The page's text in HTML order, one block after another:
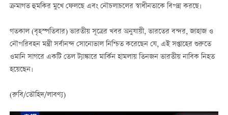
ক্রমাগত হুমকির মুখে ফেলছে এবং নৌচলাচলের স্বাধীনতাকে বিপন্ন করছে।
গতকাল (বৃহস্পতিবার) ভারতীয় সূত্রের খবর অনুযায়ী, ভারতের বন্দর, জাহাজ ও
নৌপরিবহন মন্ত্রী সর্বানন্দ সোনোভাল নিশ্চিত করেছেন যে, এই সপ্তাহের শুরুতে
ওমানি সাগরে একটি তেল ট্যাঙ্কারে মার্কিন হামলায় তিনজন ভারতীয় নাবিক নিহত
হয়েছেন।
(রুবি/তৌহিদ/লাবণ্য)